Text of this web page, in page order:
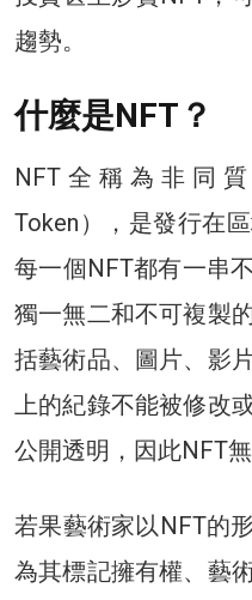
趨勢。
什麼是NFT？
NFT全稱為非同質
Token），是發行在
每一個NFT都有一串
獨一無二和不可複製
括藝術品、圖片、影
上的紀錄不能被修改
公開透明，因此NFT
若果藝術家以NFT的
為其標記擁有權、藝